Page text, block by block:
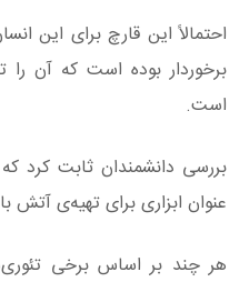
احتمالاً این قارچ برای این
برخوردار بوده است که آن را
است.
بررسی دانشمندان ثابت کرد
عنوان ابزاری برای تهیه‌ی
هر چند بر اساس برخی